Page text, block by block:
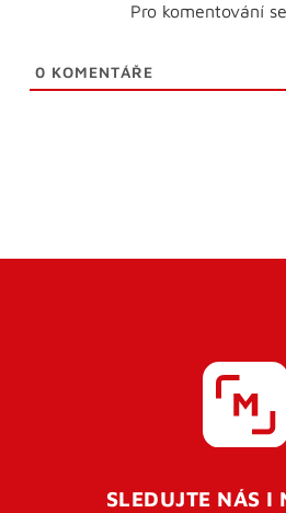
Pro komentování
0 KOMENTÁŘE
SLEDUJTE NÁS I